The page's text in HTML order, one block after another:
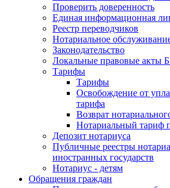
Проверить доверенность
Единая информационная
Реестр переводчиков
Нотариальное
Законодательство
Локальные правовые акты
Тарифы
Тарифы
Освобождение от
тарифа
Возврат
Нотариальный тариф
Депозит нотариуса
Публичные реестры
иностранных государств
Нотариус - детям
Обращения граждан